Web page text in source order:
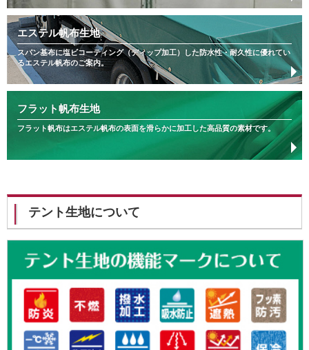
エステル帆布生地
スパン基布に塩ビコーティング（ディップ加工）した防水性・耐久性に優れてい
るエステル帆布のご案内。
フラット帆布生地
フラット帆布はエステル帆布の表面を滑らかに加工した高品質の素材です。
テント生地について